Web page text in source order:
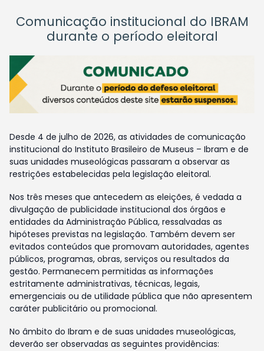
Comunicação institucional do IBRAM
durante o período eleitoral
Desde 4 de julho de 2026, as atividades de comunicação
institucional do Instituto Brasileiro de Museus – Ibram e de
suas unidades museológicas passaram a observar as
restrições estabelecidas pela legislação eleitoral.
Nos três meses que antecedem as eleições, é vedada a
divulgação de publicidade institucional dos órgãos e
entidades da Administração Pública, ressalvadas as
hipóteses previstas na legislação. Também devem ser
evitados conteúdos que promovam autoridades, agentes
públicos, programas, obras, serviços ou resultados da
gestão. Permanecem permitidas as informações
estritamente administrativas, técnicas, legais,
emergenciais ou de utilidade pública que não apresentem
caráter publicitário ou promocional.
No âmbito do Ibram e de suas unidades museológicas,
deverão ser observadas as seguintes providências: